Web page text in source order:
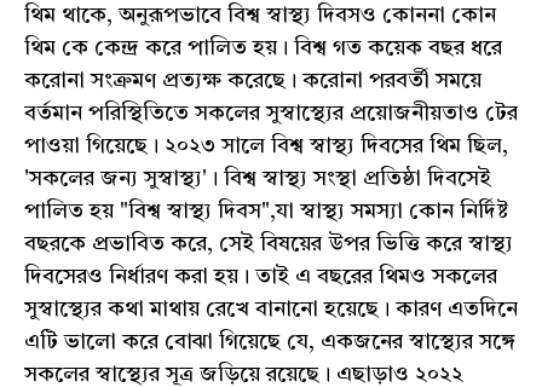
থিম থাকে, অনুরূপভাবে বিশ্ব স্বাস্থ্য দিবসও কোননা কোন
থিম কে কেন্দ্র করে পালিত হয়। বিশ্ব গত কয়েক বছর ধরে
করোনা সংক্রমণ প্রত্যক্ষ করেছে। করোনা পরবর্তী সময়ে
বর্তমান পরিস্থিতিতে সকলের সুস্বাস্থ্যের প্রয়োজনীয়তাও টের
পাওয়া গিয়েছে। ২০২৩ সালে বিশ্ব স্বাস্থ্য দিবসের থিম ছিল,
'সকলের জন্য সুস্বাস্থ্য'। বিশ্ব স্বাস্থ্য সংস্থা প্রতিষ্ঠা দিবসেই
পালিত হয় "বিশ্ব স্বাস্থ্য দিবস",যা স্বাস্থ্য সমস্যা কোন নির্দিষ্ট
বছরকে প্রভাবিত করে, সেই বিষয়ের উপর ভিত্তি করে স্বাস্থ্য
দিবসেরও নির্ধারণ করা হয়। তাই এ বছরের থিমও সকলের
সুস্বাস্থ্যের কথা মাথায় রেখে বানানো হয়েছে। কারণ এতদিনে
এটি ভালো করে বোঝা গিয়েছে যে, একজনের স্বাস্থ্যের সঙ্গে
সকলের স্বাস্থ্যের সূত্র জড়িয়ে রয়েছে। এছাড়াও ২০২২